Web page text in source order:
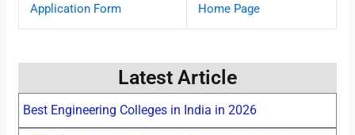
Application Form Home Page
Latest Article
Best Engineering Colleges in India in 2026